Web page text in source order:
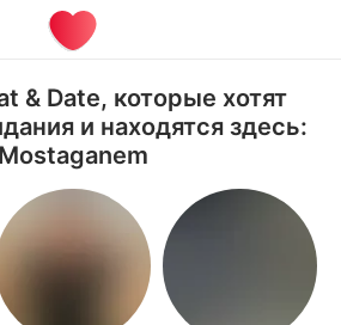
& Date, которые хотят
и находятся здесь:
Mostaganem